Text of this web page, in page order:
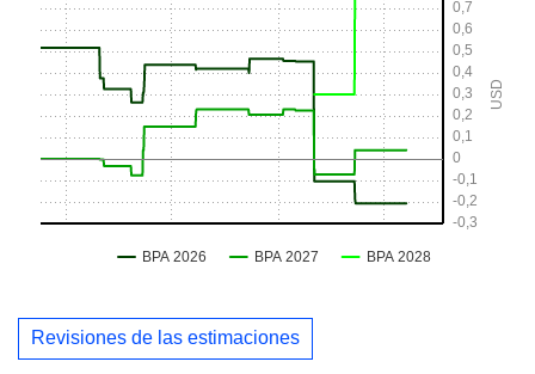
Revisiones de las estimaciones